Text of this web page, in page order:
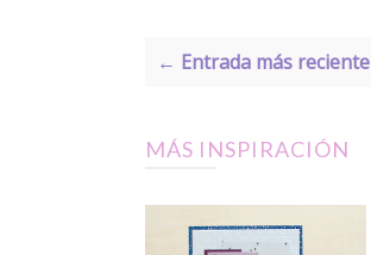
← Entrada más reciente
MÁS INSPIRACIÓN